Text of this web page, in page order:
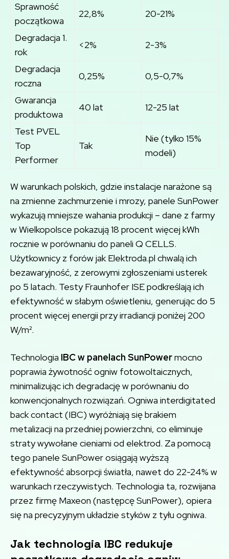
Sprawność
początkowa
22,8% 20-21%
Degradacja 1.
rok
<2% 2-3%
Degradacja
roczna
0,25% 0,5-0,7%
Gwarancja
produktowa
40 lat 12-25 lat
Test PVEL
Top
Performer
Tak
Nie (tylko 15%
modeli)
W warunkach polskich, gdzie instalacje narażone są
na zmienne zachmurzenie i mrozy, panele SunPower
wykazują mniejsze wahania produkcji – dane z farmy
w Wielkopolsce pokazują 18 procent więcej kWh
rocznie w porównaniu do paneli Q CELLS.
Użytkownicy z forów jak Elektroda.pl chwalą ich
bezawaryjność, z zerowymi zgłoszeniami usterek
po 5 latach. Testy Fraunhofer ISE podkreślają ich
efektywność w słabym oświetleniu, generując do 5
procent więcej energii przy irradiancji poniżej 200
W/m².
Technologia IBC w panelach SunPowermocno
poprawia żywotność ogniw fotowoltaicznych,
minimalizując ich degradację w porównaniu do
konwencjonalnych rozwiązań. Ogniwa interdigitated
back contact (IBC) wyróżniają się brakiem
metalizacji na przedniej powierzchni, co eliminuje
straty wywołane cieniami od elektrod. Za pomocą
tego panele SunPower osiągają wyższą
efektywność absorpcji światła, nawet do 22-24% w
warunkach rzeczywistych. Technologia ta, rozwijana
przez firmę Maxeon (następcę SunPower), opiera
się na precyzyjnym układzie styków z tyłu ogniwa.
Jak technologia IBC redukuje